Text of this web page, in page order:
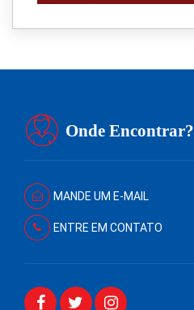
Onde Encontrar?
MANDE UM E-MAIL
ENTRE EM CONTATO